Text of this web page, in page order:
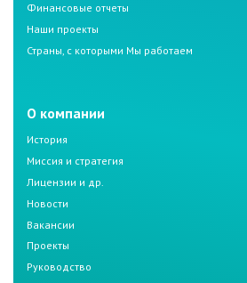
Финансовые отчеты
Наши проекты
Страны, с которыми Мы работаем
О компании
История
Миссия и стратегия
Лицензии и др.
Новости
Вакансии
Проекты
Руководство